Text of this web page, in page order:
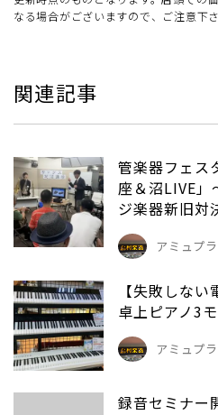
なる場合がございますので、ご注意下さ
関連記事
管楽器フェス
座＆沼LIVE」
ジ楽器新旧対
アミュプ
【失敗しな
卓上ピアノ3
アミュプ
録音セミナ